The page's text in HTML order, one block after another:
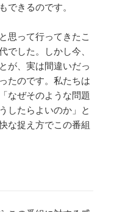
できるのです。
思って行ってきたこ
でした。しかし今、
が、実は間違いだっ
たのです。私たちは
なぜそのような問題
したらよいのか」と
な捉え方でこの番組